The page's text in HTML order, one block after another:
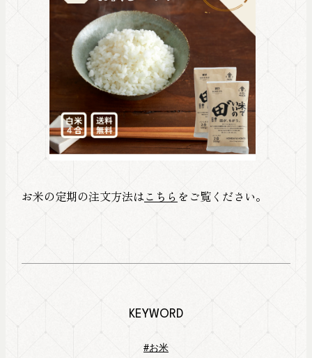
お米の定期の注文方法はこちら をご覧ください。
KEYWORD
#お米